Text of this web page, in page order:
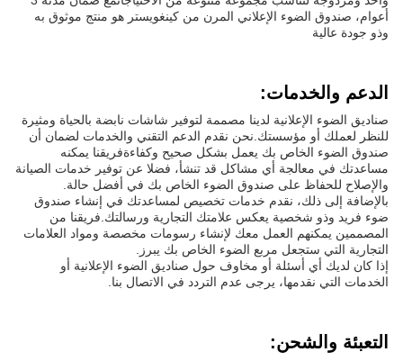
أعوام، صندوق الضوء الإعلاني المرن من كينغويستر هو منتج موثوق به
وذو جودة عالية
الدعم والخدمات:
صناديق الضوء الإعلانية لدينا مصممة لتوفير شاشات نابضة بالحياة ومثيرة
للنظر لعملك أو مؤسستك.نحن نقدم الدعم التقني والخدمات لضمان أن
صندوق الضوء الخاص بك يعمل بشكل صحيح وكفاءةفريقنا يمكنه
مساعدتك في معالجة أي مشاكل قد تنشأ، فضلا عن توفير خدمات الصيانة
والإصلاح للحفاظ على صندوق الضوء الخاص بك في أفضل حالة.
بالإضافة إلى ذلك، نقدم خدمات تخصيص لمساعدتك في إنشاء صندوق
ضوء فريد وذو شخصية يعكس علامتك التجارية ورسالتك.فريقنا من
المصممين يمكنهم العمل معك لإنشاء رسومات مخصصة ومواد العلامات
التجارية التي ستجعل مربع الضوء الخاص بك يبرز.
إذا كان لديك أي أسئلة أو مخاوف حول صناديق الضوء الإعلانية أو
الخدمات التي نقدمها، يرجى عدم التردد في الاتصال بنا.
التعبئة والشحن: